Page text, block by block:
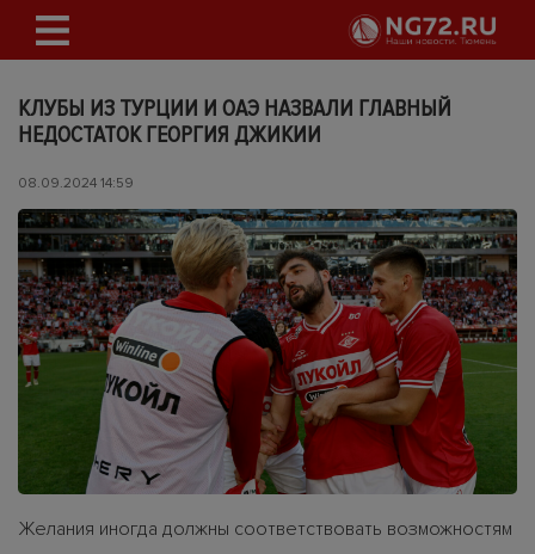
КЛУБЫ ИЗ ТУРЦИИ И ОАЭ НАЗВАЛИ ГЛАВНЫЙ
НЕДОСТАТОК ГЕОРГИЯ ДЖИКИИ
08.09.2024 14:59
Желания иногда должны соответствовать возможностям